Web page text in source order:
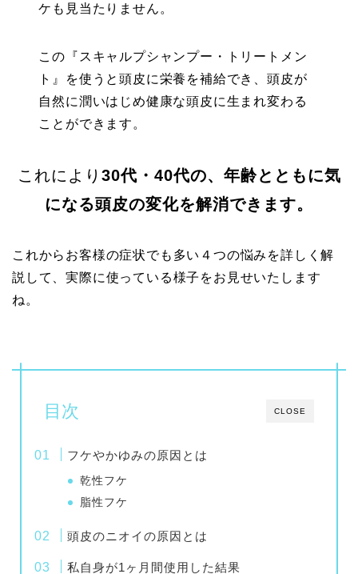
ケも見当たりません。
この 『スキャルプシャンプー・トリートメン
ト』
を使うと頭皮に栄養を補給でき、頭皮が
自然に潤いはじめ健康な頭皮に生まれ変わる
ことができます。
これにより 30代・40代の、年齢とともに気
になる頭皮の変化を解消できます。
これからお客様の症状でも多い４つの悩みを詳しく解
説して、実際に使っている様子をお見せいたします
ね。
CLOSE
目次
フケやかゆみの原因とは
乾性フケ
脂性フケ
頭皮のニオイの原因とは
私自身が1ヶ月間使用した結果